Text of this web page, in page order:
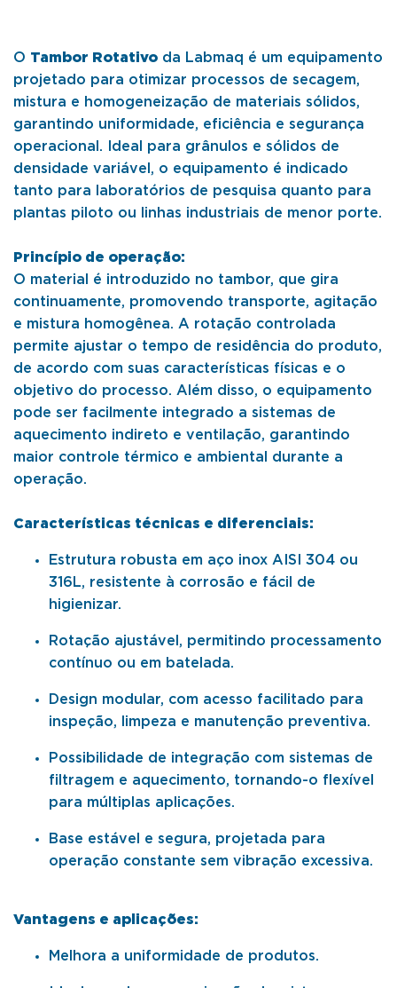
O Tambor Rotativo da Labmaq é um equipamento
projetado para otimizar processos de secagem,
mistura e homogeneização de materiais sólidos,
garantindo uniformidade, eficiência e segurança
operacional. Ideal para grânulos e sólidos de
densidade variável, o equipamento é indicado
tanto para laboratórios de pesquisa quanto para
plantas piloto ou linhas industriais de menor porte.
Princípio de operação:
O material é introduzido no tambor, que gira
continuamente, promovendo transporte, agitação
e mistura homogênea. A rotação controlada
permite ajustar o tempo de residência do produto,
de acordo com suas características físicas e o
objetivo do processo. Além disso, o equipamento
pode ser facilmente integrado a sistemas de
aquecimento indireto e ventilação, garantindo
maior controle térmico e ambiental durante a
operação.
Características técnicas e diferenciais:
Estrutura robusta em aço inox AISI 304 ou
316L, resistente à corrosão e fácil de
higienizar.
Rotação ajustável, permitindo processamento
contínuo ou em batelada.
Design modular, com acesso facilitado para
inspeção, limpeza e manutenção preventiva.
Possibilidade de integração com sistemas de
filtragem e aquecimento, tornando-o flexível
para múltiplas aplicações.
Base estável e segura, projetada para
operação constante sem vibração excessiva.
Vantagens e aplicações:
Melhora a uniformidade de produtos.